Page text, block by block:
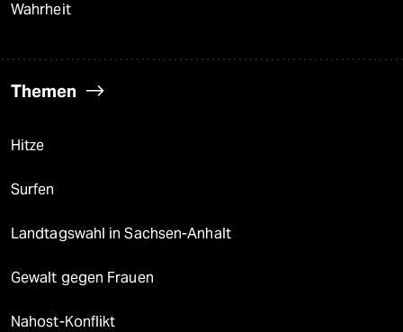
Wahrheit
Themen
Hitze
Surfen
Landtagswahl in Sachsen-Anhalt
Gewalt gegen Frauen
Nahost-Konflikt